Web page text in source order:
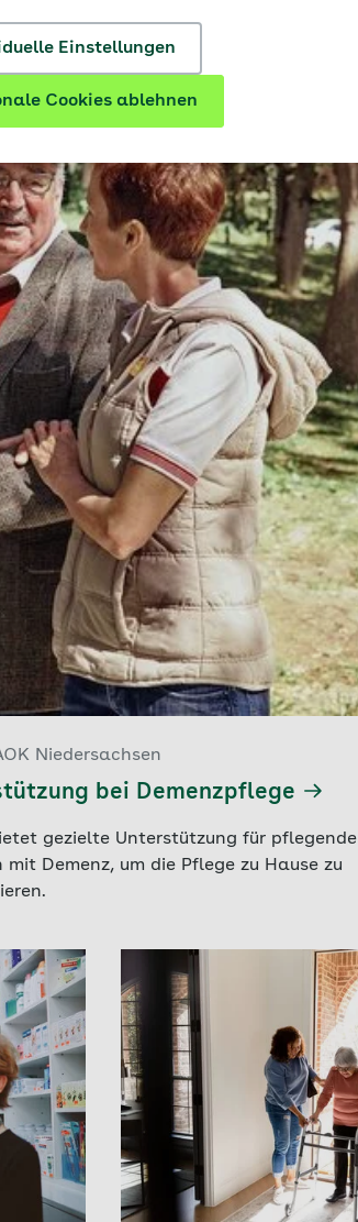
Einstellungen
Cookies ablehnen
Niedersachsen
bei Demenzpflege
gezielte Unterstützung für pflegende
Demenz, um die Pflege zu Hause zu